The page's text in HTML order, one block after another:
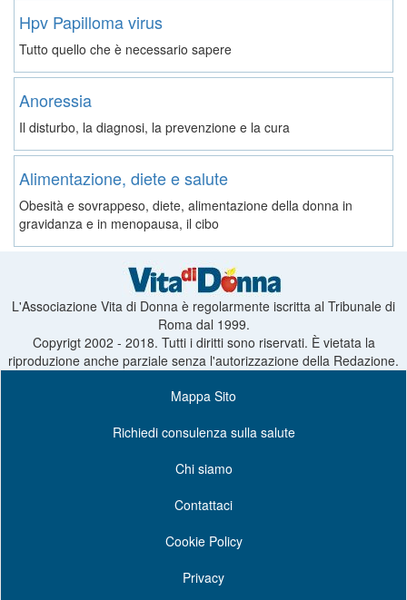
Hpv Papilloma virus
Tutto quello che è necessario sapere
Anoressia
Il disturbo, la diagnosi, la prevenzione e la cura
Alimentazione, diete e salute
Obesità e sovrappeso, diete, alimentazione della donna in
gravidanza e in menopausa, il cibo
L'Associazione Vita di Donna è regolarmente iscritta al Tribunale di
Roma dal 1999.
Copyrigt 2002 - 2018. Tutti i diritti sono riservati. È vietata la
riproduzione anche parziale senza l'autorizzazione della Redazione.
Mappa Sito
Richiedi consulenza sulla salute
Chi siamo
Contattaci
Cookie Policy
Privacy